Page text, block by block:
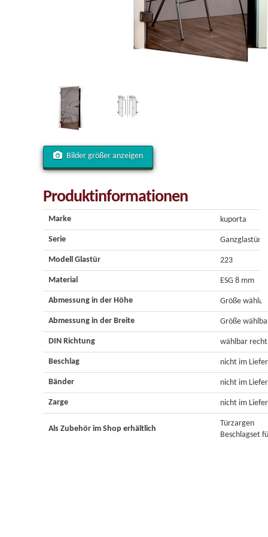
Bilder größer anzeigen
Produktinformationen
Marke kuporta
Serie Ganzglastür
Modell Glastür 223
Material ESG 8 mm
Abmessung in der Höhe Größe
Abmessung in der Breite Größe
DIN Richtung wählbar
Beschlag nicht im
Bänder nicht im
Zarge nicht im
Als Zubehör im Shop erhältlich
Türzargen
Beschlagset